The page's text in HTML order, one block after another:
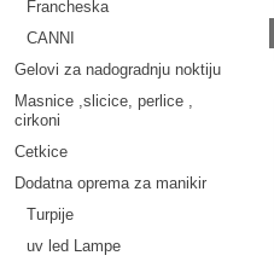
Francheska
CANNI
Gelovi za nadogradnju noktiju
Masnice ,slicice, perlice ,
cirkoni
Cetkice
Dodatna oprema za manikir
Turpije
uv led Lampe